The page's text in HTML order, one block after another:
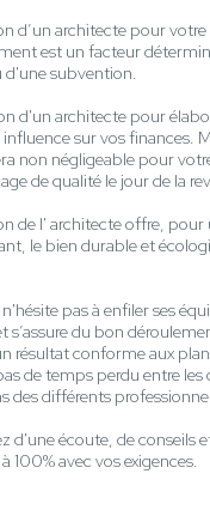
d’un architecte pour
est un facteur
d'une subvention.
d'un architecte pour
sur vos finances.
non négligeable pour
de qualité le jour de la
de l' architecte offre,
le bien durable et
pas à enfiler ses
s’assure du bon
résultat conforme aux
de temps perdu entre les
des différents
d'une écoute, de conseils
100% avec vos exigences.